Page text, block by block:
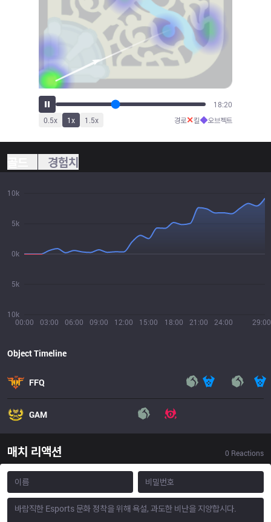
20:13
0.5x 1x 1.5x 경로✕킬◆오브젝트
경험치
00:00 03:00 06:00 09:00 12:00 15:00 18:00 21:00 24:00 29:00
10k
5k
0k
5k
10k
Object Timeline
FFQ
GAM
매치 리액션 0 Reactions